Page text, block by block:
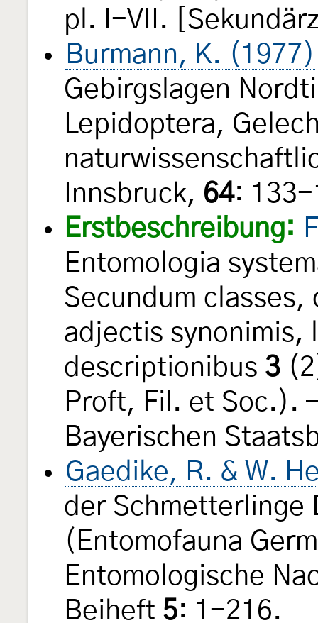
pl. I-VII.
Burmann, K. (1977)
Gebirgslagen
Lepidoptera,
Innsbruck, 64:
Erstbeschreibung:
Entomologia
Secundum
adjectis synonimis,
descriptionibus 3
Proft, Fil. et Soc.).
Bayerischen
Gaedike, R. & W.
der Schmetterlinge
(Entomofauna
Entomologische
Beiheft 5: 1-216.